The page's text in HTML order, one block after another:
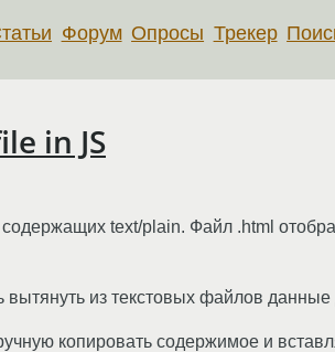
Форум Опросы Трекер
in JS
text/plain. Файл .html
из текстовых файлов
копировать содержимое и